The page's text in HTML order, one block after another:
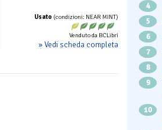
Usato (condizioni: NEAR MINT)
Venduto da BCLibri
» Vedi scheda completa
4
5
6
7
8
9
10